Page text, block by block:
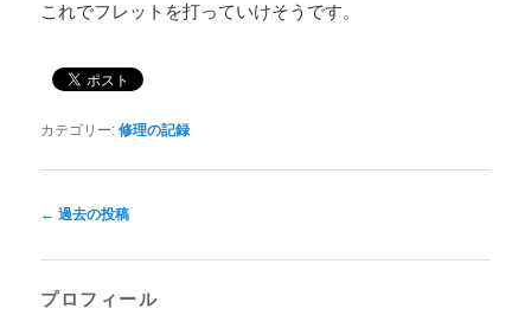
これでフレットを打っていけそうです。
カテゴリー: 修理の記録
投
ビ
← 過去の投稿
プロフィール